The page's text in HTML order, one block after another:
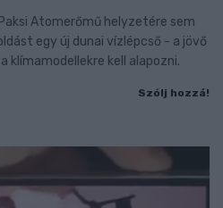
Atomerőmű helyzetére sem
egy új dunai vízlépcső - a jövő
klímamodellekre kell alapozni.
Szólj hozzá!